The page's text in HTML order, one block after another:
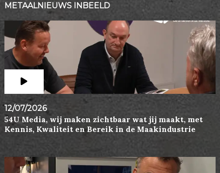
METAALNIEUWS INBEELD
12/07/2026
54U Media, wij maken zichtbaar wat jij maakt, met
Kennis, Kwaliteit en Bereik in de Maakindustrie